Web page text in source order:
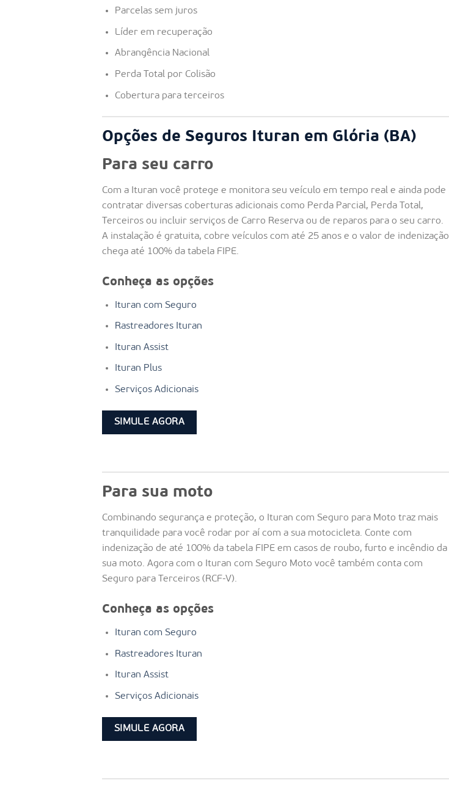
Parcelas sem juros
Líder em recuperação
Abrangência Nacional
Perda Total por Colisão
Cobertura para terceiros
Opções de Seguros Ituran em Glória (BA)
Para seu carro
Com a Ituran você protege e monitora seu veículo em tempo real e ainda pode
contratar diversas coberturas adicionais como Perda Parcial, Perda Total,
Terceiros ou incluir serviços de Carro Reserva ou de reparos para o seu carro.
A instalação é gratuita, cobre veículos com até 25 anos e o valor de indenização
chega até 100% da tabela FIPE.
Conheça as opções
Ituran com Seguro
Rastreadores Ituran
Ituran Assist
Ituran Plus
Serviços Adicionais
SIMULE AGORA
Para sua moto
Combinando segurança e proteção, o Ituran com Seguro para Moto traz mais
tranquilidade para você rodar por aí com a sua motocicleta. Conte com
indenização de até 100% da tabela FIPE em casos de roubo, furto e incêndio da
sua moto. Agora com o Ituran com Seguro Moto você também conta com
Seguro para Terceiros (RCF-V).
Conheça as opções
Ituran com Seguro
Rastreadores Ituran
Ituran Assist
Serviços Adicionais
SIMULE AGORA